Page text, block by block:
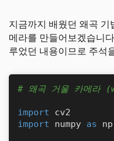
지금까지 배웠던 왜곡
메라를 만들어보겠습니
루었던 내용이므로 주석
# 왜곡 거울 카메라
import
import numpy as np